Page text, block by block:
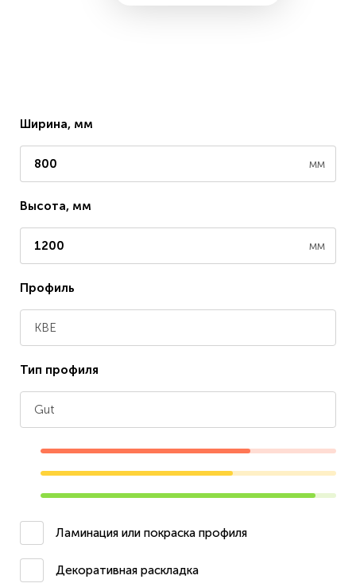
Ширина, мм
мм
Высота, мм
мм
Профиль
KBE
Тип профиля
Gut
Ламинация или покраска профиля
Декоративная раскладка